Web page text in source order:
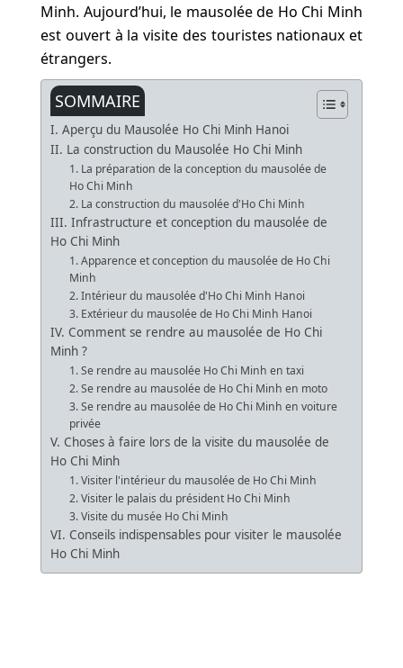
Minh. Aujourd’hui, le mausolée de Ho Chi Minh
est ouvert à la visite des touristes nationaux et
étrangers.
SOMMAIRE
I. Aperçu du Mausolée Ho Chi Minh Hanoi
II. La construction du Mausolée Ho Chi Minh
1. La préparation de la conception du mausolée de
Ho Chi Minh
2. La construction du mausolée d'Ho Chi Minh
III. Infrastructure et conception du mausolée de
Ho Chi Minh
1. Apparence et conception du mausolée de Ho Chi
Minh
2. Intérieur du mausolée d'Ho Chi Minh Hanoi
3. Extérieur du mausolée de Ho Chi Minh Hanoi
IV. Comment se rendre au mausolée de Ho Chi
Minh ?
1. Se rendre au mausolée Ho Chi Minh en taxi
2. Se rendre au mausolée de Ho Chi Minh en moto
3. Se rendre au mausolée de Ho Chi Minh en voiture
privée
V. Choses à faire lors de la visite du mausolée de
Ho Chi Minh
1. Visiter l'intérieur du mausolée de Ho Chi Minh
2. Visiter le palais du président Ho Chi Minh
3. Visite du musée Ho Chi Minh
VI. Conseils indispensables pour visiter le mausolée
Ho Chi Minh